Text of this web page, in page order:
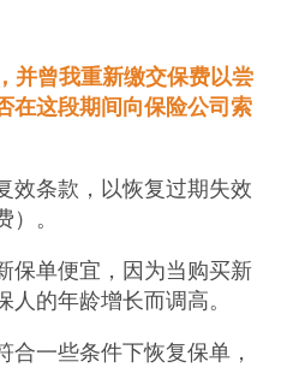
并曾我重新缴交保费以尝
在这段期间向保险公司索
效条款，以恢复过期失效
。
保单便宜，因为当购买新
的年龄增长而调高。
一些条件下恢复保单，